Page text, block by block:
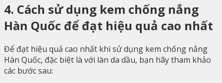
4. Cách sử dụng kem chống nắng
Hàn Quốc để đạt hiệu quả cao nhất
Để đạt hiệu quả cao nhất khi sử dụng kem chống nắng
Hàn Quốc, đặc biệt là với làn da dầu, bạn hãy tham khảo
các bước sau: